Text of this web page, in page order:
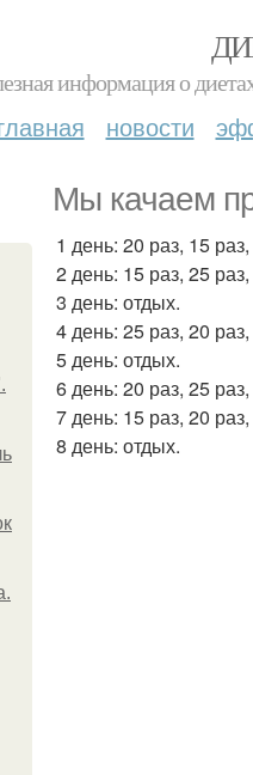
информация о
новости
Мы качаем
1 день: 20 раз, 15
2 день: 15 раз, 25
3 день: отдых.
4 день: 25 раз, 20
5 день: отдых.
6 день: 20 раз, 25
7 день: 15 раз, 20
8 день: отдых.